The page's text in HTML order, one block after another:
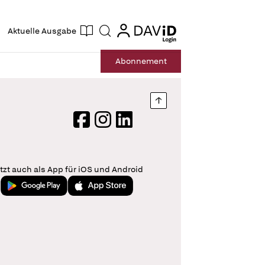
Aktuelle Ausgabe Suche login
login
Abonnement
Nach oben springen
FacebookInstagram
LinkedIn
auch als App für iOS und Android
Jetzt bei Google PlayLaden im App Store